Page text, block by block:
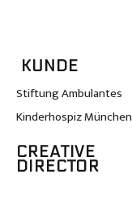
KUNDE
Stiftung Ambulantes
Kinderhospiz München
CREATIVE
DIRECTOR